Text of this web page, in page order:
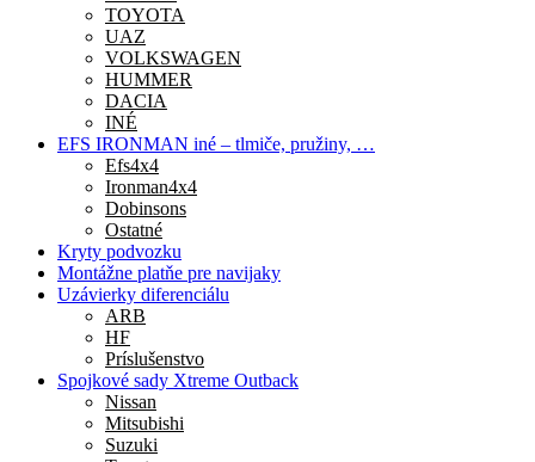
TOYOTA
UAZ
VOLKSWAGEN
HUMMER
DACIA
INÉ
EFS IRONMAN iné – tlmiče, pružiny, …
Efs4x4
Ironman4x4
Dobinsons
Ostatné
Kryty podvozku
Montážne platňe pre navijaky
Uzávierky diferenciálu
ARB
HF
Príslušenstvo
Spojkové sady Xtreme Outback
Nissan
Mitsubishi
Suzuki